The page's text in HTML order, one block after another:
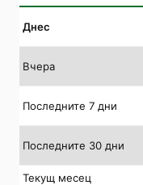
Днес
Вчера
Последните 7 дни
Последните 30 дни
Текущ месец